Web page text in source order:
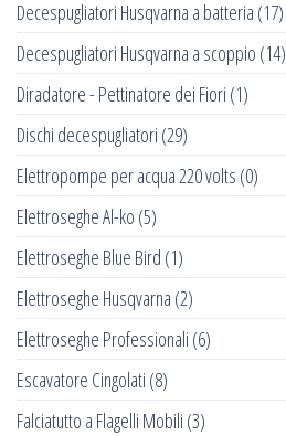
Decespugliatori Husqvarna a batteria (17)
Decespugliatori Husqvarna a scoppio (14)
Diradatore - Pettinatore dei Fiori (1)
Dischi decespugliatori (29)
Elettropompe per acqua 220 volts (0)
Elettroseghe Al-ko (5)
Elettroseghe Blue Bird (1)
Elettroseghe Husqvarna (2)
Elettroseghe Professionali (6)
Escavatore Cingolati (8)
Falciatutto a Flagelli Mobili (3)